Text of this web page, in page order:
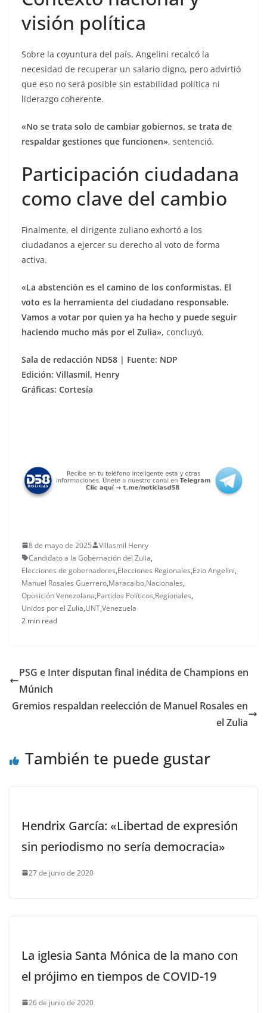
visión política
Sobre la coyuntura del país, Angelini recalcó la
necesidad de recuperar un salario digno, pero advirtió
que eso no será posible sin estabilidad política ni
liderazgo coherente.
«No se trata solo de cambiar gobiernos, se trata de
respaldar gestiones que funcionen», sentenció.
Participación ciudadana
como clave del cambio
Finalmente, el dirigente zuliano exhortó a los
ciudadanos a ejercer su derecho al voto de forma
activa.
«La abstención es el camino de los conformistas. El
voto es la herramienta del ciudadano responsable.
Vamos a votar por quien ya ha hecho y puede seguir
haciendo mucho más por el Zulia», concluyó.
Sala de redacción ND58 | Fuente: NDP
Edición: Villasmil, Henry
Gráficas: Cortesía
8 de mayo de 2025
Villasmil Henry
Candidato a la Gobernación del Zulia,
Elecciones de gobernadores,Elecciones Regionales,Ezio Angelini,
Manuel Rosales Guerrero,Maracaibo,Nacionales,
Oposición Venezolana,Partidos Políticos,Regionales,
Unidos por el Zulia,UNT,Venezuela
2 min read
PSG e Inter disputan final inédita de Champions en
Múnich
Gremios respaldan reelección de Manuel Rosales en
el Zulia
También te puede gustar
Hendrix García: «Libertad de expresión
sin periodismo no sería democracia»
27 de junio de 2020
La iglesia Santa Mónica de la mano con
el prójimo en tiempos de COVID-19
26 de junio de 2020